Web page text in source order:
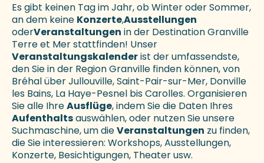
Es gibt keinen Tag im Jahr, ob Winter oder Sommer,
an dem keine Konzerte,Ausstellungen
oderVeranstaltungen in der Destination Granville
Terre et Mer stattfinden! Unser
Veranstaltungskalenderist der umfassendste,
den Sie in der Region Granville finden können, von
Bréhal über Jullouville, Saint-Pair-sur-Mer, Donville
les Bains, La Haye-Pesnel bis Carolles. Organisieren
Sie alle IhreAusflüge, indem Sie die Daten Ihres
Aufenthaltsauswählen, oder nutzen Sie unsere
Suchmaschine, um dieVeranstaltungen zu finden,
die Sie interessieren: Workshops, Ausstellungen,
Konzerte, Besichtigungen, Theater usw.